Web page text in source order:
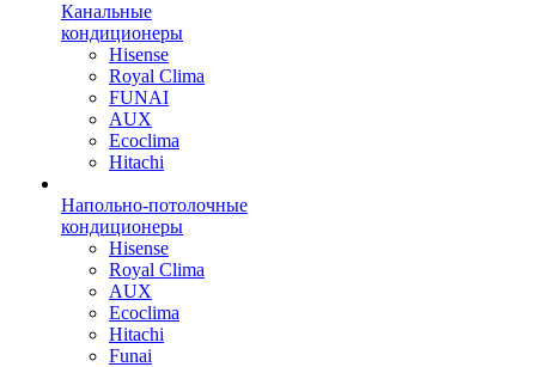
Канальные
кондиционеры
Hisense
Royal Clima
FUNAI
AUX
Ecoclima
Hitachi
Напольно-потолочные
кондиционеры
Hisense
Royal Clima
AUX
Ecoclima
Hitachi
Funai